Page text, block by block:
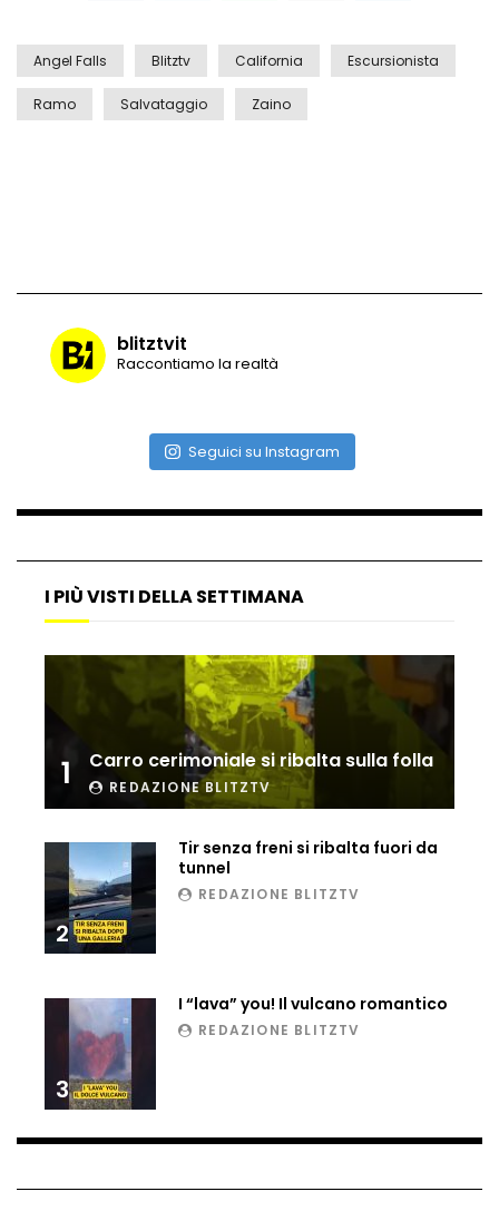
Grattacielo crolla per un incendio
Vulcano di ghiaccio a New York #neve
Atterraggio di emergenza tra le auto:
Ucraina, ecco come gli F16 intercettano
i droni russi
Tir bloccato sul passaggio a livello:
treno lo distrugge
Auto fuori controllo in Guatemala,
tragedia a Petén
Russia sotto zero: fiumi congelati e navi
Angel Falls Blitztv California Escursionista
Ramo Salvataggio Zaino
blitztvit
Raccontiamo la realtà
Seguici su Instagram
I PIÙ VISTI DELLA SETTIMANA
1 Carro cerimoniale si ribalta sulla folla
REDAZIONE BLITZTV
2
Tir senza freni si ribalta fuori da
tunnel
REDAZIONE BLITZTV
3
I “lava” you! Il vulcano romantico
REDAZIONE BLITZTV